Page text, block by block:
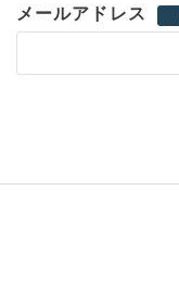
メールアドレス